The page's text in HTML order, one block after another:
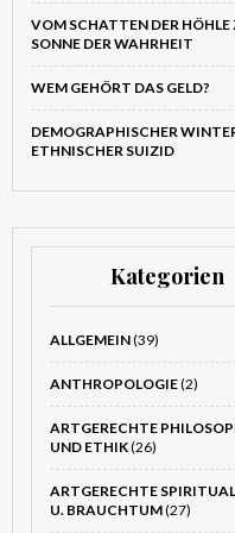
VOM SCHATTEN DER HÖHLE
SONNE DER WAHRHEIT
WEM GEHÖRT DAS GELD?
DEMOGRAPHISCHER
ETHNISCHER SUIZID
Kategorien
ALLGEMEIN(39)
ANTHROPOLOGIE(2)
ARTGERECHTE
UND ETHIK(26)
ARTGERECHTE
U. BRAUCHTUM(27)